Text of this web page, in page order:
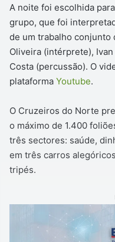
A noite foi escolhida
grupo, que foi
de um trabalho conjunto
Oliveira (intérprete),
Costa (percussão). O
plataforma Youtube.
O Cruzeiros do Norte
o máximo de 1.400
três sectores: saúde,
em três carros
tripés.